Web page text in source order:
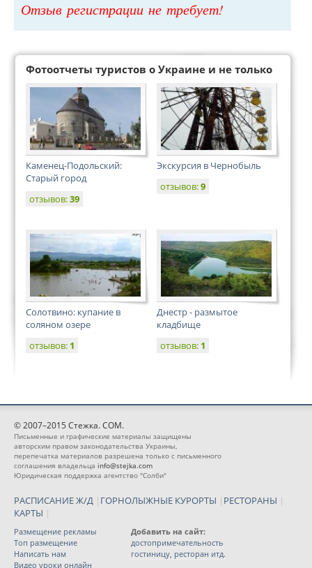
Отзыв регистрации не требует!
Фотоотчеты туристов о Украине и не только
Каменец-Подольский:
Старый город
отзывов:39
Экскурсия в Чернобыль
отзывов:9
Солотвино: купание в
соляном озере
отзывов: 1
Днестр - размытое
кладбище
отзывов: 1
© 2007–2015 Стежка. COM.
Письменные и графические материалы защищены
авторским правом законодательства Украины,
перепечатка материалов разрешена только с письменного
соглашения владельца info@stejka.com
Юридическая поддержка агентство "Солби"
РАСПИСАНИЕ Ж/Д | ГОРНОЛЫЖНЫЕ КУРОРТЫ | РЕСТОРАНЫ |
КАРТЫ |
Размещение рекламы
Топ размещение
Написать нам
Видео уроки онлайн
Добавить на сайт:
достопримечательность
гостиницу, ресторан итд.